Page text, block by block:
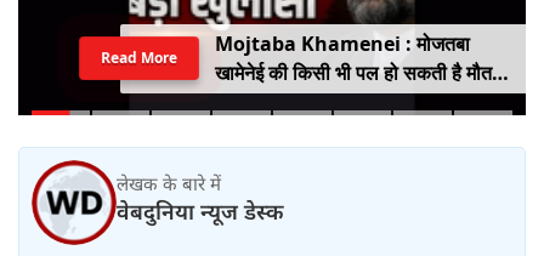
Mojtaba Khamenei : मोजतबा
खामेनेई की किसी भी पल हो सकती है मौत,
इजराइली मीडिया के दावे के बीच सामने आया
Read More
लेखक के बारे में
वेबदुनिया न्यूज डेस्क